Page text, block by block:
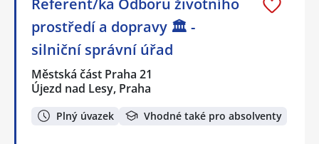
prostředí a dopravy 🏛️ -
silniční správní úřad
Městská část Praha 21
Újezd nad Lesy, Praha
Plný úvazek Vhodné také pro absolventy